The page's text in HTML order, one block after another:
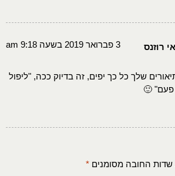
רוזנס 3 פברואר 2019 בשעה 9:18 am
שלך כל כך יפים, זה בדיוק ככה, "ליפול
🙂
שדות החובה מסומנים *